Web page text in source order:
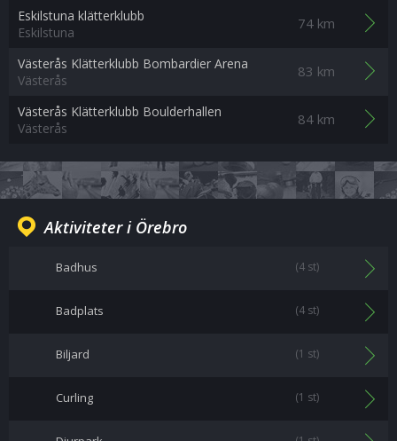
Eskilstuna klätterklubb
Eskilstuna
74 km
Västerås Klätterklubb Bombardier Arena
Västerås
83 km
Västerås Klätterklubb Boulderhallen
Västerås
84 km
Aktiviteter i Örebro
Badhus (4 st)
Badplats (4 st)
Biljard (1 st)
Curling (1 st)